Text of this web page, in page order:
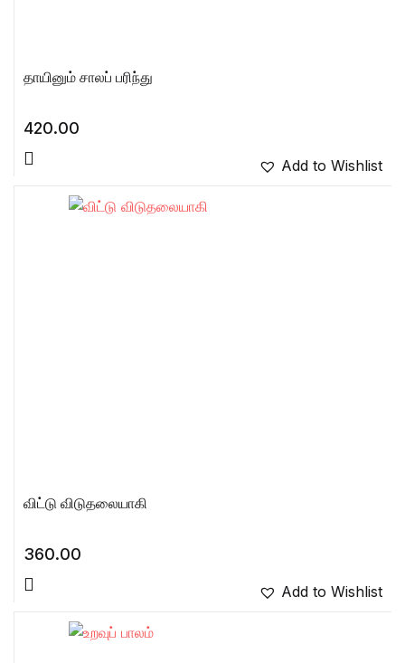
தாயினும் சாலப் பரிந்து
420.00
Add to Wishlist
விட்டு விடுதலையாகி
360.00
Add to Wishlist